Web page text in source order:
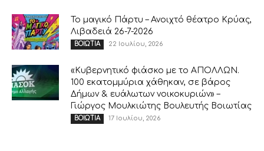
Το μαγικό Πάρτυ – Ανοιχτό θέατρο Κρύας,
Λιβαδειά 26-7-2026
ΒΟΙΩΤΙΑ 22 Ιουλίου, 2026
«Κυβερνητικό φιάσκο με το ΑΠΟΛΛΩΝ.
100 εκατομμύρια χάθηκαν, σε βάρος
Δήμων & ευάλωτων νοικοκυριών» –
Γιώργος Μουλκιώτης Βουλευτής Βοιωτίας
ΒΟΙΩΤΙΑ 17 Ιουλίου, 2026